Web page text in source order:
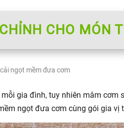
CHO MÓN
ngọt mềm đưa cơm
gia đình, tuy nhiên mâm
ngọt đưa cơm cùng gói gia vị